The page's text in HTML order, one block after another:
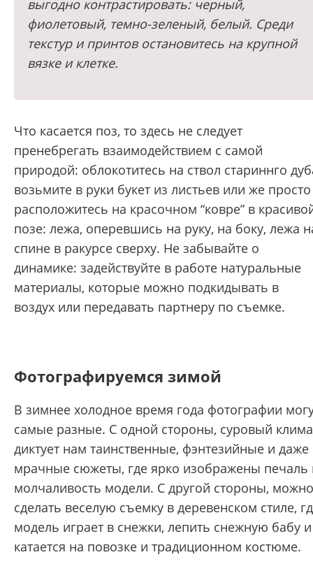
выгодно контрастировать: черный,
фиолетовый, темно-зеленый, белый. Среди
текстур и принтов остановитесь на крупной
вязке и клетке.
Что касается поз, то здесь не следует
пренебрегать взаимодействием с самой
природой: облокотитесь на ствол стариннго
возьмите в руки букет из листьев или же просто
расположитесь на красочном “ковре” в
позе: лежа, оперевшись на руку, на боку, лежа
спине в ракурсе сверху. Не забывайте о
динамике: задействуйте в работе натуральные
материалы, которые можно подкидывать в
воздух или передавать партнеру по съемке.
Фотографируемся зимой
В зимнее холодное время года фотографии
самые разные. С одной стороны, суровый
диктует нам таинственные, фэнтезийные и даже
мрачные сюжеты, где ярко изображены печаль
молчаливость модели. С другой стороны, можно
сделать веселую съемку в деревенском стиле,
модель играет в снежки, лепить снежную бабу и
катается на повозке и традиционном костюме.